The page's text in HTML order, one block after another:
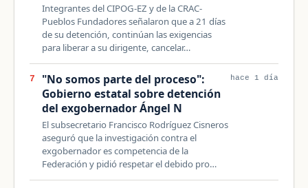
Integrantes del CIPOG-EZ y de la CRAC-
Pueblos Fundadores señalaron que a 21 días
de su detención, continúan las exigencias
para liberar a su dirigente, cancelar…
7
"No somos parte del proceso":
Gobierno estatal sobre detención
del exgobernador Ángel N
El subsecretario Francisco Rodríguez Cisneros
aseguró que la investigación contra el
exgobernador es competencia de la
Federación y pidió respetar el debido pro…
hace 1 día